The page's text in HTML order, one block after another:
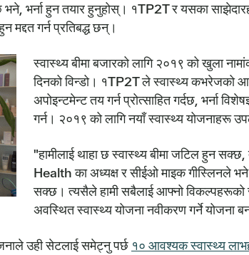
भने, भर्ना हुन तयार हुनुहोस्। १TP2T र यसका
मद्दत गर्न प्रतिबद्ध छन्।
स्वास्थ्य बीमा बजारको लागि २०१९ को खुला
दिनको विन्डो। १TP2T ले स्वास्थ्य कभरेजको
अपोइन्टमेन्ट तय गर्न प्रोत्साहित गर्दछ, भर्ना
गर्न। २०१९ को लागि नयाँ स्वास्थ्य योजनाहरू
"हामीलाई थाहा छ स्वास्थ्य बीमा जटिल हुन
Health का अध्यक्ष र सीईओ माइक गीस्लिनले
सक्छ। त्यसैले हामी सबैलाई आफ्नो विकल्पहरूको
अवस्थित स्वास्थ्य योजना नवीकरण गर्ने योजना
उही सेटलाई समेट्नु पर्छ १० आवश्यक स्वास्थ्य